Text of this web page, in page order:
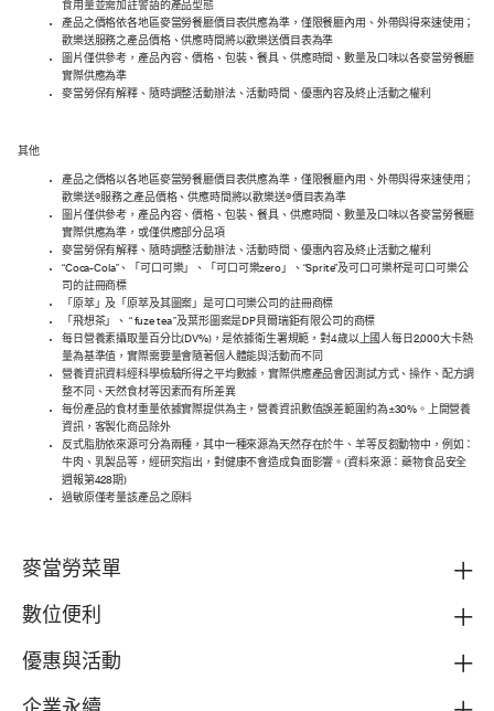
食用量並需加註警語的產品型態
產品之價格依各地區麥當勞餐廳價目表供應為準，僅限餐廳內用、外帶與得來速使用；
歡樂送服務之產品價格、供應時間將以歡樂送價目表為準
圖片僅供參考，產品內容、價格、包裝、餐具、供應時間、數量及口味以各麥當勞餐廳
實際供應為準
麥當勞保有解釋、隨時調整活動辦法、活動時間、優惠內容及終止活動之權利
其他
產品之價格以各地區麥當勞餐廳價目表供應為準，僅限餐廳內用、外帶與得來速使用；
歡樂送®服務之產品價格、供應時間將以歡樂送®價目表為準
圖片僅供參考，產品內容、價格、包裝、餐具、供應時間、數量及口味以各麥當勞餐廳
實際供應為準，或僅供應部分品項
麥當勞保有解釋、隨時調整活動辦法、活動時間、優惠內容及終止活動之權利
“Coca-Cola”、「可口可樂」、「可口可樂zero」、“Sprite”及可口可樂杯是可口可樂公
司的註冊商標
「原萃」及「原萃及其圖案」是可口可樂公司的註冊商標
「飛想茶」、 “ fuze tea ”及葉形圖案是DP貝爾瑞鉅有限公司的商標
每日營養素攝取量百分比(DV%)，是依據衛生署規範，對4歲以上國人每日2,000大卡熱
量為基準值，實際需要量會隨著個人體能與活動而不同
營養資訊資料經科學檢驗所得之平均數據，實際供應產品會因測試方式、操作、配方調
整不同、天然食材等因素而有所差異
每份產品的食材重量依據實際提供為主，營養資訊數值誤差範圍約為±30%。上開營養
資訊，客製化商品除外
反式脂肪依來源可分為兩種，其中一種來源為天然存在於牛、羊等反芻動物中，例如：
牛肉、乳製品等，經研究指出，對健康不會造成負面影響。(資料來源：藥物食品安全
週報第428期)
過敏原僅考量該產品之原料
麥當勞菜單
數位便利
優惠與活動